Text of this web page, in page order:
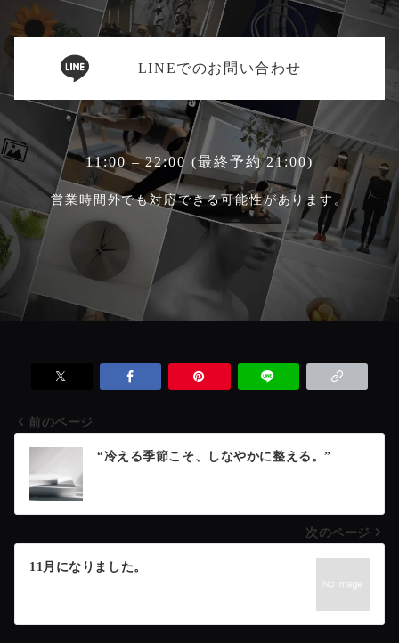
LINEでのお問い合わせ
11:00 – 22:00 (最終予約 21:00)
営業時間外でも対応できる可能性があります。
投
稿
ナ
前のページ
“冷える季節こそ、しなやかに整える。”
次のページ
11月になりました。